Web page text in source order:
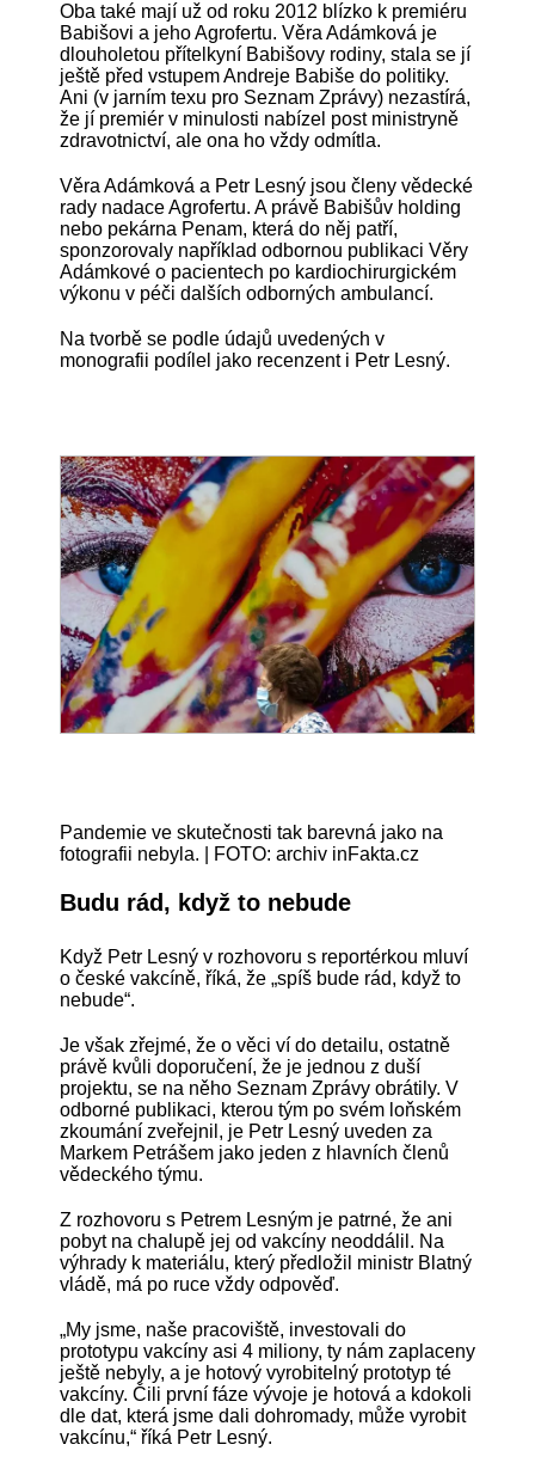
Oba také mají už od roku 2012 blízko k premiéru
Babišovi a jeho Agrofertu. Věra Adámková je
dlouholetou přítelkyní Babišovy rodiny, stala se jí
ještě před vstupem Andreje Babiše do politiky.
Ani (v jarním texu pro Seznam Zprávy) nezastírá,
že jí premiér v minulosti nabízel post ministryně
zdravotnictví, ale ona ho vždy odmítla.
Věra Adámková a Petr Lesný jsou členy vědecké
rady nadace Agrofertu. A právě Babišův holding
nebo pekárna Penam, která do něj patří,
sponzorovaly například odbornou publikaci Věry
Adámkové o pacientech po kardiochirurgickém
výkonu v péči dalších odborných ambulancí.
Na tvorbě se podle údajů uvedených v
monografii podílel jako recenzent i Petr Lesný.
Pandemie ve skutečnosti tak barevná jako na
fotografii nebyla. | FOTO: archiv inFakta.cz
Budu rád, když to nebude
Když Petr Lesný v rozhovoru s reportérkou mluví
o české vakcíně, říká, že „spíš bude rád, když to
nebude“.
Je však zřejmé, že o věci ví do detailu, ostatně
právě kvůli doporučení, že je jednou z duší
projektu, se na něho Seznam Zprávy obrátily. V
odborné publikaci, kterou tým po svém loňském
zkoumání zveřejnil, je Petr Lesný uveden za
Markem Petrášem jako jeden z hlavních členů
vědeckého týmu.
Z rozhovoru s Petrem Lesným je patrné, že ani
pobyt na chalupě jej od vakcíny neoddálil. Na
výhrady k materiálu, který předložil ministr Blatný
vládě, má po ruce vždy odpověď.
„My jsme, naše pracoviště, investovali do
prototypu vakcíny asi 4 miliony, ty nám zaplaceny
ještě nebyly, a je hotový vyrobitelný prototyp té
vakcíny. Čili první fáze vývoje je hotová a kdokoli
dle dat, která jsme dali dohromady, může vyrobit
vakcínu,“ říká Petr Lesný.